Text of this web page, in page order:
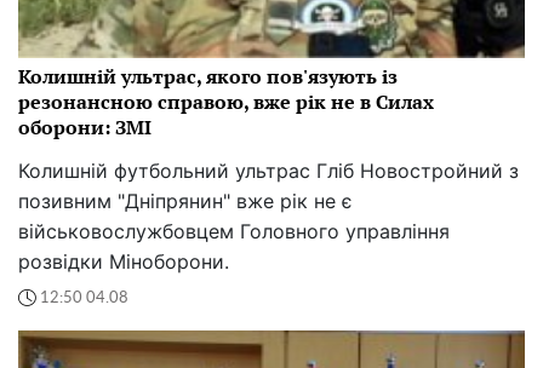
Колишній ультрас, якого пов'язують із
резонансною справою, вже рік не в Силах
оборони: ЗМІ
Колишній футбольний ультрас Гліб Новостройний з
позивним "Дніпрянин" вже рік не є
військовослужбовцем Головного управління
розвідки Міноборони.
12:50 04.08